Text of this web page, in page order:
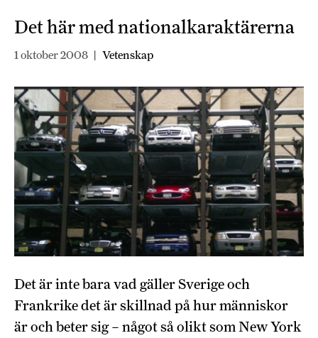
Det här med nationalkaraktärerna
1 oktober 2008 | Vetenskap
Det är inte bara vad gäller Sverige och
Frankrike det är skillnad på hur människor
är och beter sig – något så olikt som New York